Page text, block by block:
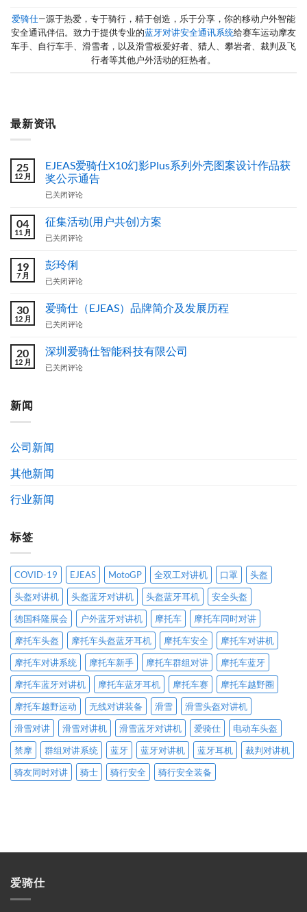
爱骑仕—源于热爱，专于骑行，精于创造，乐于分享，你的移动户外智能
安全通讯伴侣。致力于提供专业的蓝牙对讲安全通讯系统给赛车运动摩友
车手、自行车手、滑雪者，以及滑雪板爱好者、猎人、攀岩者、裁判及飞
行者等其他户外活动的狂热者。
最新资讯
25
12 月
EJEAS爱骑仕X10幻影Plus系列外壳图案设计作品获
奖公示通告
EJEAS
骑
仕
X10
影
系
外
壳
案
设
计
通
已关闭评论
04
11 月
征集活动(用户共创)方案
征
活
动
(用
共
方
已关闭评论
19
7 月
彭玲俐
彭
俐
已关闭评论
30
12 月
爱骑仕（EJEAS）品牌简介及发展历程
爱
仕
（EJEAS）
品
历
已关闭评论
20
12 月
深圳爱骑仕智能科技有限公司
深
科
有
公
司
已关闭评论
新闻
公司新闻
其他新闻
行业新闻
标签
COVID-19 EJEAS MotoGP 全双工对讲机 口罩
头盔
头盔对讲机
头盔蓝牙对讲机 头盔蓝牙耳机
安全头盔
德国科隆展会
户外蓝牙对讲机 摩托车
摩托车同时对讲
摩托车头盔
摩托车头盔蓝牙耳机 摩托车安全
摩托车对讲机
摩托车对讲系统
摩托车新手 摩托车群组对讲
摩托车蓝牙
摩托车蓝牙对讲机
摩托车蓝牙耳机 摩托车赛
摩托车越野圈
摩托车越野运动
无线对讲装备 滑雪
滑雪头盔对讲机
滑雪对讲
滑雪对讲机 滑雪蓝牙对讲机 爱骑仕
电动车头盔
禁摩
群组对讲系统 蓝牙 蓝牙对讲机 蓝牙耳机
裁判对讲机
骑友同时对讲
骑士 骑行安全 骑行安全装备
爱骑仕